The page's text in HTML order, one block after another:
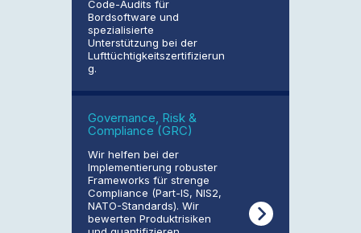
Code-Audits für
Bordsoftware und
spezialisierte
Unterstützung bei der
Lufttüchtigkeitszertifizierun
g.
Governance, Risk &
Compliance (GRC)
Wir helfen bei der
Implementierung robuster
Frameworks für strenge
Compliance (Part-IS, NIS2,
NATO-Standards). Wir
bewerten Produktrisiken